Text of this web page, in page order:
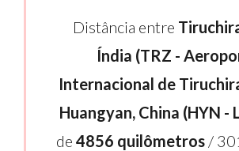
Distância entre
Índia (TRZ -
Internacional de
Huangyan, China (HYN -
de 4856 quilômetros/